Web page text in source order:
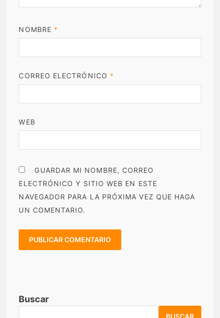
NOMBRE *
CORREO ELECTRÓNICO *
WEB
GUARDAR MI NOMBRE, CORREO
ELECTRÓNICO Y SITIO WEB EN ESTE
NAVEGADOR PARA LA PRÓXIMA VEZ QUE HAGA
UN COMENTARIO.
Buscar